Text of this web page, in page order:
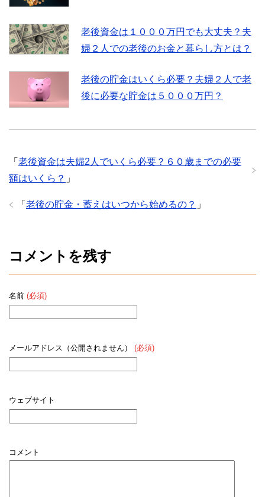
老後資金は１０００万円でも大丈夫？夫
婦２人での老後のお金と暮らし方とは？
老後の貯金はいくら必要？夫婦２人で老
後に必要な貯金は５０００万円？
「 老後資金は夫婦2人でいくら必要？６０歳までの必要
額はいくら？ 」
「 老後の貯金・蓄えはいつから始めるの？ 」
コメントを残す
名前 (必須)
メールアドレス（公開されません） (必須)
ウェブサイト
コメント